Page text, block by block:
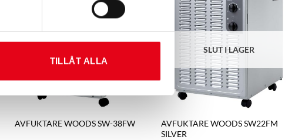
TILLÅT ALLA
AVFUKTARE WOODS SW-38FW
SLUT I LAGER
AVFUKTARE WOODS SW22FM
SILVER